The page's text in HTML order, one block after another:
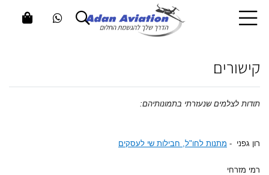
קישורים
תודות לצלמים שנעזרתי בתמונותיהם:
רון גפני - מתנות לחו"ל, חבילות שי לעסקים
רמי מזרחי